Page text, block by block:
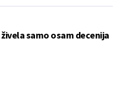
samo osam decenija